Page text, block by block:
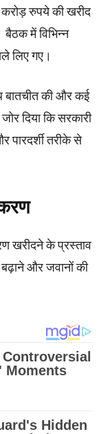
रुपये की खरीद
बैठक में विभिन्न
लिए गए।
बातचीत की और कई
दिया कि सरकारी
पारदर्शी तरीके से
खरीदने के प्रस्ताव
बढ़ाने और जवानों की